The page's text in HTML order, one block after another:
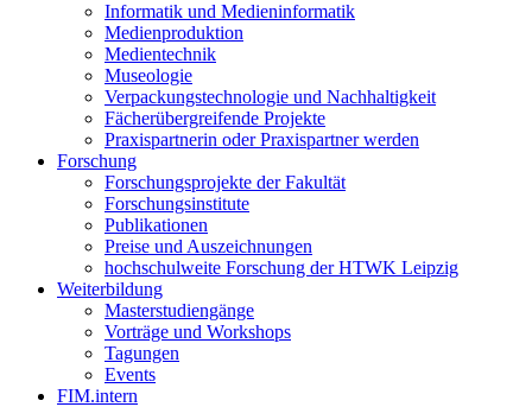
Informatik und Medieninformatik
Medienproduktion
Medientechnik
Museologie
Verpackungstechnologie und Nachhaltigkeit
Fächerübergreifende Projekte
Praxispartnerin oder Praxispartner werden
Forschung
Forschungsprojekte der Fakultät
Forschungsinstitute
Publikationen
Preise und Auszeichnungen
hochschulweite Forschung der HTWK Leipzig
Weiterbildung
Masterstudiengänge
Vorträge und Workshops
Tagungen
Events
FIM.intern